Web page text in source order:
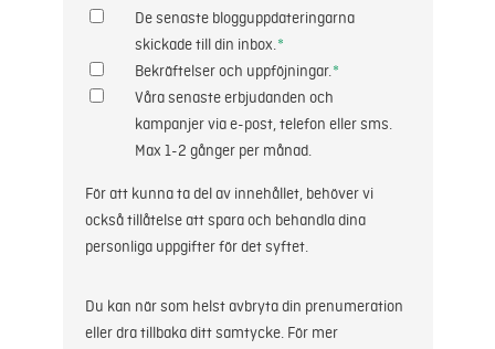
De senaste blogguppdateringarna
skickade till din inbox.*
Bekräftelser och uppföjningar.*
Våra senaste erbjudanden och
kampanjer via e-post, telefon eller sms.
Max 1-2 gånger per månad.
För att kunna ta del av innehållet, behöver vi
också tillåtelse att spara och behandla dina
personliga uppgifter för det syftet.
Du kan när som helst avbryta din prenumeration
eller dra tillbaka ditt samtycke. För mer